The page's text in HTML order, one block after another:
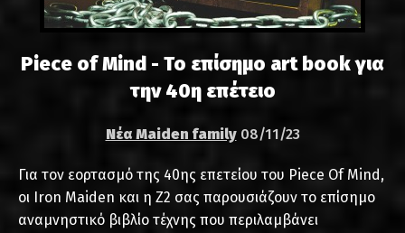
Piece of Mind - Το επίσημο art book για
την 40η επέτειο
Νέα Maiden family 08/11/23
Για τον εορτασμό της 40ης επετείου του Piece Of Mind,
οι Iron Maiden και η Z2 σας παρουσιάζουν το επίσημο
αναμνηστικό βιβλίο τέχνης που περιλαμβάνει